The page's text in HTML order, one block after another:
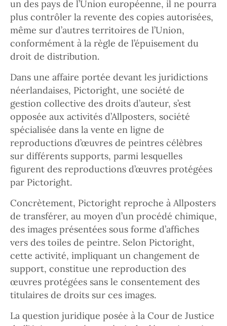
un des pays de l’Union européenne, il ne pourra
plus contrôler la revente des copies autorisées,
même sur d’autres territoires de l’Union,
conformément à la règle de l’épuisement du
droit de distribution.
Dans une affaire portée devant les juridictions
néerlandaises, Pictoright, une société de
gestion collective des droits d’auteur, s’est
opposée aux activités d’Allposters, société
spécialisée dans la vente en ligne de
reproductions d’œuvres de peintres célèbres
sur différents supports, parmi lesquelles
figurent des reproductions d’œuvres protégées
par Pictoright.
Concrètement, Pictoright reproche à Allposters
de transférer, au moyen d’un procédé chimique,
des images présentées sous forme d’affiches
vers des toiles de peintre. Selon Pictoright,
cette activité, impliquant un changement de
support, constitue une reproduction des
œuvres protégées sans le consentement des
titulaires de droits sur ces images.
La question juridique posée à la Cour de Justice